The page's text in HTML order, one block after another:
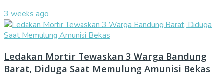
3 weeks ago
Ledakan Mortir Tewaskan 3 Warga Bandung
Barat, Diduga Saat Memulung Amunisi Bekas